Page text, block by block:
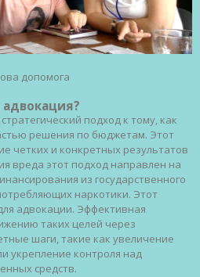
допомога
подход к тому, как
решения по бюджетам. Этот
четких и конкретных результатов
вреда этот подход направлен на
из государственного
наркотики. Этот
адвокации. Эффективная
таких целей через
шаги, такие как увеличение
укрепление контроля над
средств.